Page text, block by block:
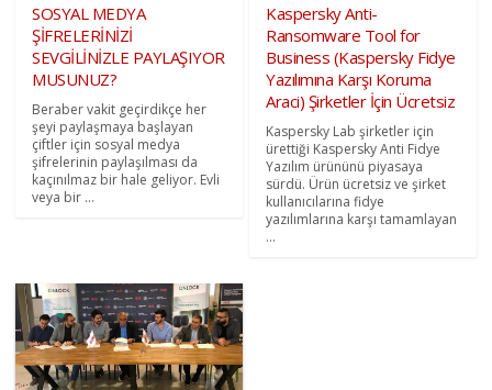
SOSYAL MEDYA
ŞİFRELERİNİZİ
SEVGİLİNİZLE PAYLAŞIYOR
MUSUNUZ?
Beraber vakit geçirdikçe her
şeyi paylaşmaya başlayan
çiftler için sosyal medya
şifrelerinin paylaşılması da
kaçınılmaz bir hale geliyor. Evli
veya bir ...
Kaspersky Anti-
Ransomware Tool for
Business (Kaspersky Fidye
Yazılımına Karşı Koruma
Araci) Şirketler İçin Ücretsiz
Kaspersky Lab şirketler için
ürettiği Kaspersky Anti Fidye
Yazılım ürününü piyasaya
sürdü. Ürün ücretsiz ve şirket
kullanıcılarına fidye
yazılımlarına karşı tamamlayan
...